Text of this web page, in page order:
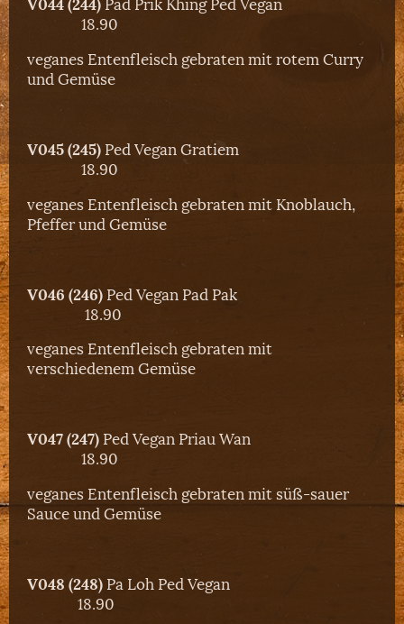
18.90
veganes Entenfleisch gebraten mit rotem Curry
und Gemüse
V045 (245)Ped Vegan Gratiem
18.90
veganes Entenfleisch gebraten mit Knoblauch,
Pfeffer und Gemüse
V046 (246)Ped Vegan Pad Pak
18.90
veganes Entenfleisch gebraten mit
verschiedenem Gemüse
V047 (247)Ped Vegan Priau Wan
18.90
veganes Entenfleisch gebraten mit süß-sauer
Sauce und Gemüse
V048 (248)Pa Loh Ped Vegan
18.90